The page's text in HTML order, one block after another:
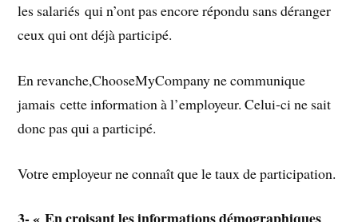
les salariés qui n’ont pas encore répondu sans déranger
ceux qui ont déjà participé.
En revanche,ChooseMyCompany ne communique
jamais cette information à l’employeur. Celui-ci ne sait
donc pas qui a participé.
Votre employeur ne connaît que le taux de participation.